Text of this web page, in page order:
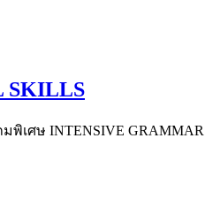
SKILLS
พิเศษ INTENSIVE